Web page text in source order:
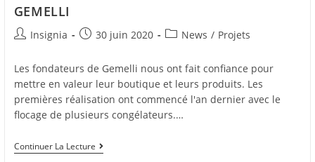
GEMELLI
Insignia 30 juin 2020 News / Projets
Les fondateurs de Gemelli nous ont fait confiance pour
mettre en valeur leur boutique et leurs produits. Les
premières réalisation ont commencé l'an dernier avec le
flocage de plusieurs congélateurs.…
Continuer La Lecture